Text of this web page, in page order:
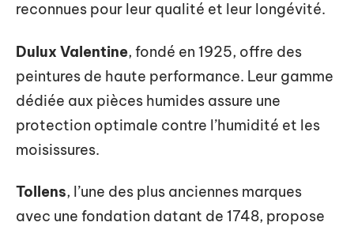
reconnues pour leur qualité et leur longévité.
Dulux Valentine, fondé en 1925, offre des
peintures de haute performance. Leur gamme
dédiée aux pièces humides assure une
protection optimale contre l’humidité et les
moisissures.
Tollens, l’une des plus anciennes marques
avec une fondation datant de 1748, propose